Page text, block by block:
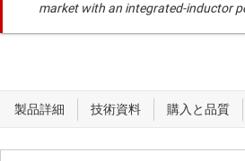
market with an integrated-inductor